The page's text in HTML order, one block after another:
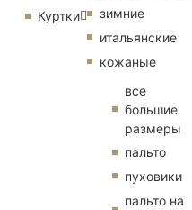
Куртки
зимние
итальянские
кожаные
все
большие
размеры
пальто
пуховики
пальто на